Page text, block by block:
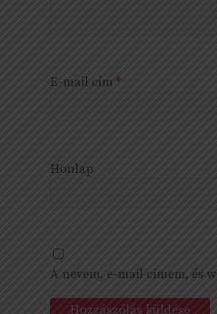
E-mail cím *
Honlap
A nevem, e-mail címem, és